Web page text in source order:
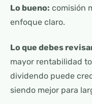
Lo bueno: comisión
enfoque claro.
Lo que debes
mayor rentabilidad
dividendo puede
siendo mejor para